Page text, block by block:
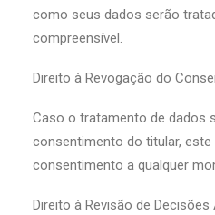
como seus dados serão
compreensível.
Direito à Revogação do
Caso o tratamento de dados
consentimento do titular, este
consentimento a qualquer
Direito à Revisão de